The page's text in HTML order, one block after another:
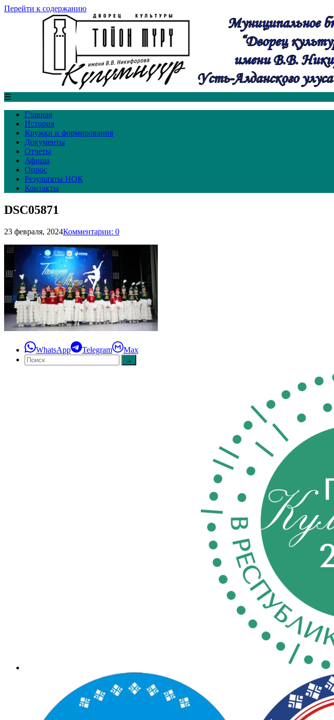
Перейти к содержанию
☰
Главная
История
Кружки и формирования
Документы
Отчеты
Афиша
Опрос
Результаты НОК
Контакты
DSC05871
23 февраля, 2024Комментарии: 0
WhatsApp Telegram Max